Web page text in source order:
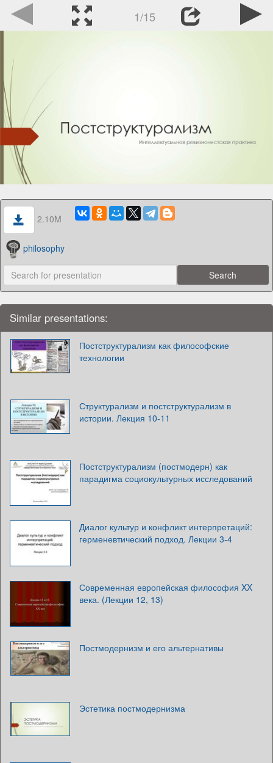
1/15
2.10M
philosophy
Similar presentations:
Постструктурализм как философские
технологии
Структурализм и постструктурализм в
истории. Лекция 10-11
Постструктурализм (постмодерн) как
парадигма социокультурных исследований
Диалог культур и конфликт интерпретаций:
герменевтический подход. Лекции 3-4
Современная европейская философия XX
века. (Лекции 12, 13)
Постмодернизм и его альтернативы
Эстетика постмодернизма